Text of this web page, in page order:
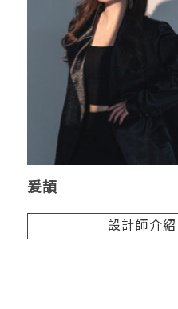
爰頡
設計師介紹